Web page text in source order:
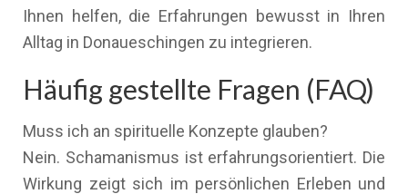
Ihnen helfen, die Erfahrungen bewusst in Ihren
Alltag in Donaueschingen zu integrieren.
Häufig gestellte Fragen (FAQ)
Muss ich an spirituelle Konzepte glauben?
Nein. Schamanismus ist erfahrungsorientiert. Die
Wirkung zeigt sich im persönlichen Erleben und